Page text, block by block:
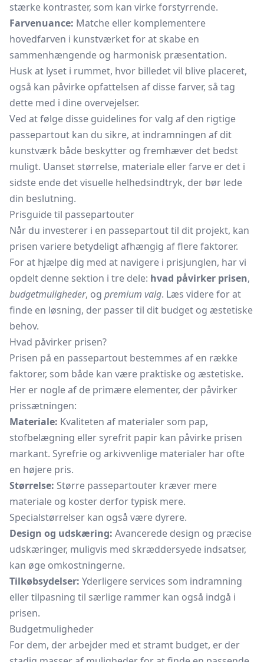
stærke kontraster, som kan virke forstyrrende.
Farvenuance: Matche eller komplementere
hovedfarven i kunstværket for at skabe en
sammenhængende og harmonisk præsentation.
Husk at lyset i rummet, hvor billedet vil blive placeret,
også kan påvirke opfattelsen af disse farver, så tag
dette med i dine overvejelser.
Ved at følge disse guidelines for valg af den rigtige
passepartout kan du sikre, at indramningen af dit
kunstværk både beskytter og fremhæver det bedst
muligt. Uanset størrelse, materiale eller farve er det i
sidste ende det visuelle helhedsindtryk, der bør lede
din beslutning.
Prisguide til passepartouter
Når du investerer i en passepartout til dit projekt, kan
prisen variere betydeligt afhængig af flere faktorer.
For at hjælpe dig med at navigere i prisjunglen, har vi
opdelt denne sektion i tre dele: hvad påvirker prisen,
budgetmuligheder, og premium valg. Læs videre for at
finde en løsning, der passer til dit budget og æstetiske
behov.
Hvad påvirker prisen?
Prisen på en passepartout bestemmes af en række
faktorer, som både kan være praktiske og æstetiske.
Her er nogle af de primære elementer, der påvirker
prissætningen:
Materiale: Kvaliteten af materialer som pap,
stofbelægning eller syrefrit papir kan påvirke prisen
markant. Syrefrie og arkivvenlige materialer har ofte
en højere pris.
Størrelse: Større passepartouter kræver mere
materiale og koster derfor typisk mere.
Specialstørrelser kan også være dyrere.
Design og udskæring: Avancerede design og præcise
udskæringer, muligvis med skræddersyede indsatser,
kan øge omkostningerne.
Tilkøbsydelser: Yderligere services som indramning
eller tilpasning til særlige rammer kan også indgå i
prisen.
Budgetmuligheder
For dem, der arbejder med et stramt budget, er der